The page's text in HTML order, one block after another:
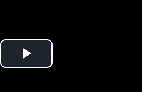
Play